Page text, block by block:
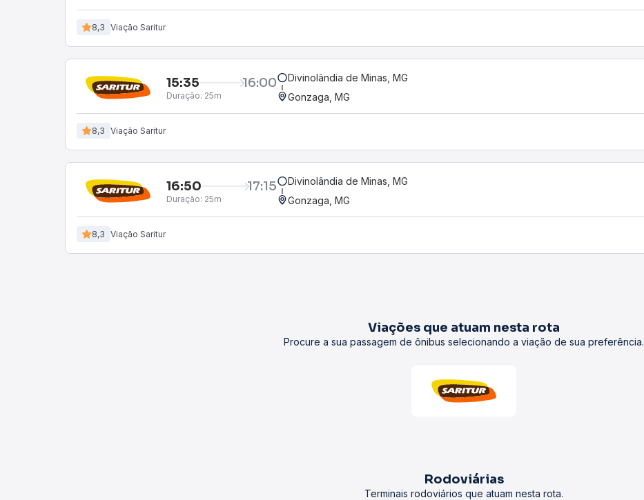
8,3 Viação Saritur
15:35 16:00
Duração: 25m
Divinolândia de Minas, MG
Gonzaga, MG
8,3 Viação Saritur
16:50 17:15
Duração: 25m
Divinolândia de Minas, MG
Gonzaga, MG
8,3 Viação Saritur
Viações que atuam nesta rota
Procure a sua passagem de ônibus selecionando a viação de sua preferência.
Rodoviárias
Terminais rodoviários que atuam nesta rota.